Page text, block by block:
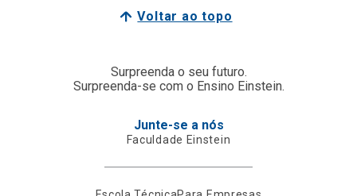
Voltar ao topo
Surpreenda o seu futuro.
Surpreenda-se com o Ensino Einstein.
Junte-se a nós
Faculdade Einstein